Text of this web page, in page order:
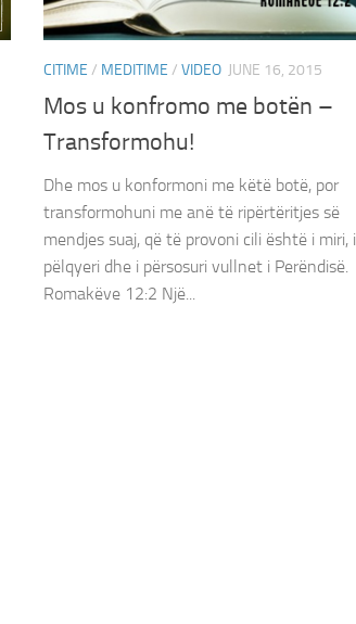
CITIME / MEDITIME / VIDEO JUNE 16, 2015
Mos u konfromo me botën –
Transformohu!
Dhe mos u konformoni me këtë botë, por
transformohuni me anë të ripërtëritjes së
mendjes suaj, që të provoni cili është i miri, i
pëlqyeri dhe i përsosuri vullnet i Perëndisë.
Romakëve 12:2 Një...